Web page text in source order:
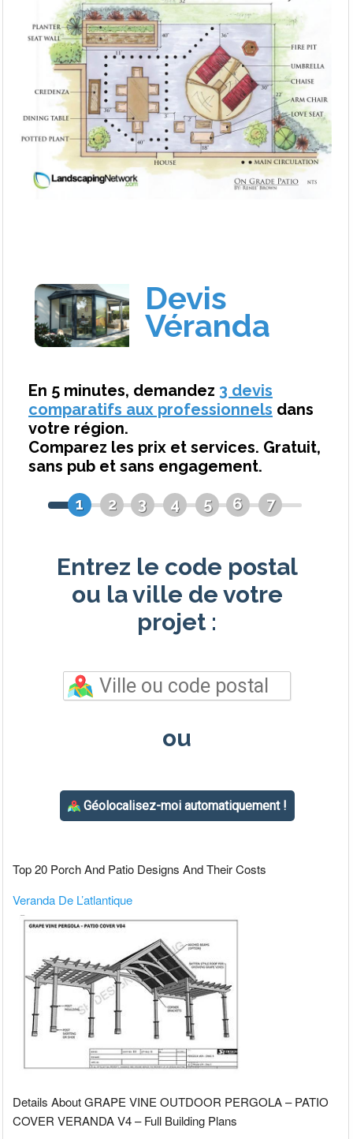
Top 20 Porch And Patio Designs And Their Costs
Veranda De L’atlantique
Details About GRAPE VINE OUTDOOR PERGOLA – PATIO
COVER VERANDA V4 – Full Building Plans